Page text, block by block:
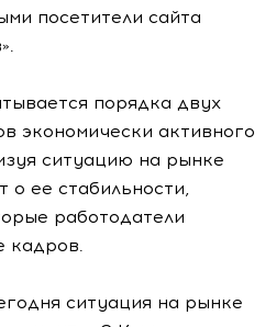
посетители сайта
порядка двух
экономически активного
ситуацию на рынке
о ее стабильности,
работодатели
кадров.
ситуация на рынке